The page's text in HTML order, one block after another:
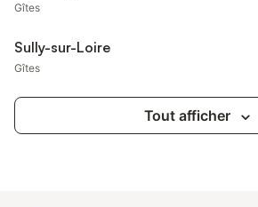
Gîtes
Sully-sur-Loire
Gîtes
Tout afficher